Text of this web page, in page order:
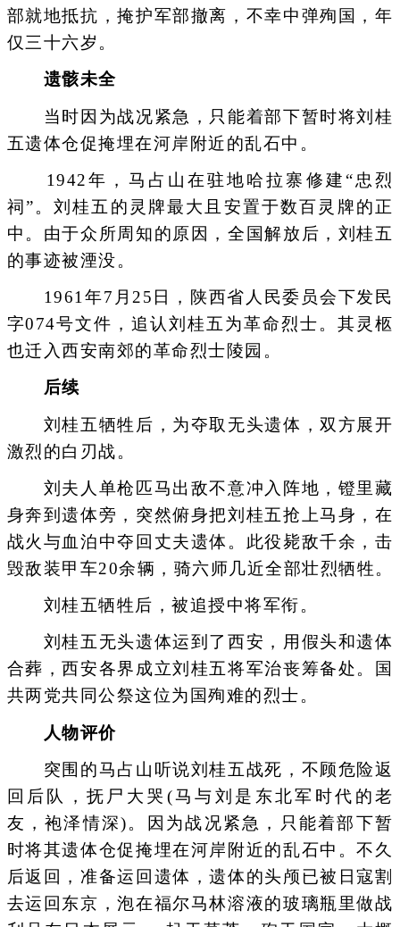
部就地抵抗，掩护军部撤离，不幸中弹殉国，年
仅三十六岁。
遗骸未全
当时因为战况紧急，只能着部下暂时将刘桂
五遗体仓促掩埋在河岸附近的乱石中。
1942年，马占山在驻地哈拉寨修建“忠烈
祠”。刘桂五的灵牌最大且安置于数百灵牌的正
中。由于众所周知的原因，全国解放后，刘桂五
的事迹被湮没。
1961年7月25日，陕西省人民委员会下发民
字074号文件，追认刘桂五为革命烈士。其灵柩
也迁入西安南郊的革命烈士陵园。
后续
刘桂五牺牲后，为夺取无头遗体，双方展开
激烈的白刃战。
刘夫人单枪匹马出敌不意冲入阵地，镫里藏
身奔到遗体旁，突然俯身把刘桂五抢上马身，在
战火与血泊中夺回丈夫遗体。此役毙敌千余，击
毁敌装甲车20余辆，骑六师几近全部壮烈牺牲。
刘桂五牺牲后，被追授中将军衔。
刘桂五无头遗体运到了西安，用假头和遗体
合葬，西安各界成立刘桂五将军治丧筹备处。国
共两党共同公祭这位为国殉难的烈士。
人物评价
突围的马占山听说刘桂五战死，不顾危险返
回后队，抚尸大哭(马与刘是东北军时代的老
友，袍泽情深)。因为战况紧急，只能着部下暂
时将其遗体仓促掩埋在河岸附近的乱石中。不久
后返回，准备运回遗体，遗体的头颅已被日寇割
去运回东京，泡在福尔马林溶液的玻璃瓶里做战